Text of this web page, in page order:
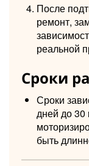
После
ремонт,
реальной
Сроки
Сроки
дней до
быть